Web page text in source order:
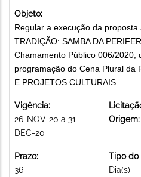
Objeto:
Regular a execução da
TRADIÇÃO: SAMBA DA
Chamamento Público 006/2020,
programação do Cena Plural da
E PROJETOS CULTURAIS
Vigência:
26-NOV-20 a 31-
DEC-20
Origem:
Prazo:
36
Tipo do
Dia(s)